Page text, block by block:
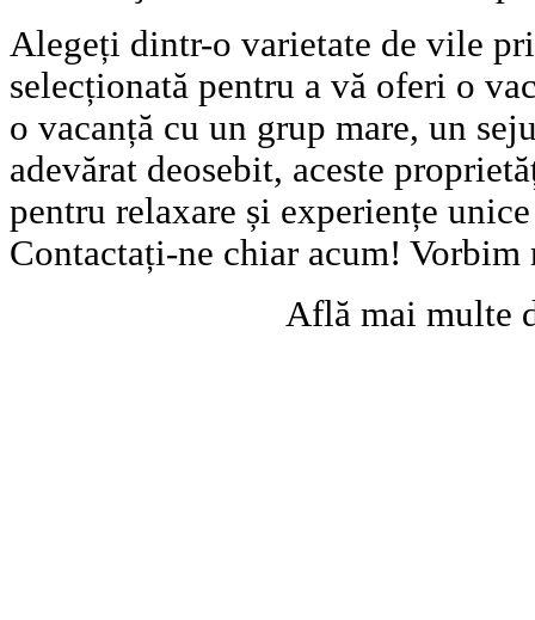
Alegeți dintr-o varietate de vile
selecționată pentru a vă oferi o
o vacanță cu un grup mare, un
adevărat deosebit, aceste
pentru relaxare și experiențe
Contactați-ne chiar acum! Vorbim
Află mai multe